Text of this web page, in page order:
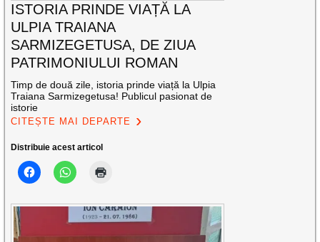
ISTORIA PRINDE VIAȚĂ LA
ULPIA TRAIANA
SARMIZEGETUSA, DE ZIUA
PATRIMONIULUI ROMAN
Timp de două zile, istoria prinde viață la Ulpia
Traiana Sarmizegetusa! Publicul pasionat de
istorie
CITEȘTE MAI DEPARTE
Distribuie acest articol